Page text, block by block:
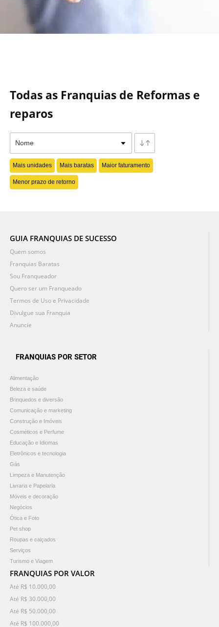
Todas as Franquias de Reformas e
reparos
Mais unidades Mais baratas Maior faturamento
Menor prazo de retorno
GUIA FRANQUIAS DE SUCESSO
Quem somos
Franquias Baratas
Sou Franqueador
Quero ser um Franqueado
Termos de Uso e Privacidade
Divulgue sua Franquia
Anuncie
FRANQUIAS POR SETOR
Alimentação
Beleza e saúde
Brinquedos e diversão
Comunicação e marketing
Construção e Imóveis
Cosméticos e Perfume
Educação e Idiomas
Eletrônicos e tecnologia
Gás
Limpeza e Manutenção
Livraria e Papelaria
Móveis e decoração
Negócios
Ótica e Foto
Pet shop
Roupas e calçados
Serviços
Turismo e Viagem
FRANQUIAS POR VALOR
Até R$ 10.000,00
Até R$ 30.000,00
Até R$ 50.000,00
Até R$ 100.000,00